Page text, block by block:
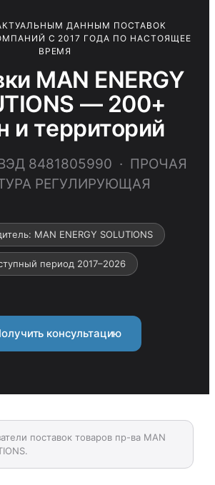
ДАННЫМ ПОСТАВОК
С 2017 ГОДА ПО НАСТОЯЩЕЕ
ВРЕМЯ
MAN ENERGY
— 200+
и территорий
8481805990 · ПРОЧАЯ
РЕГУЛИРУЮЩАЯ
MAN ENERGY SOLUTIONS
период 2017–2026
консультацию
поставок товаров пр-ва MAN